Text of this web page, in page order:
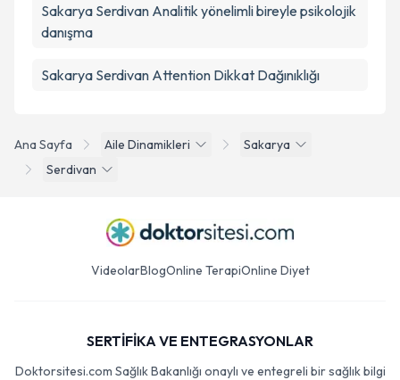
Ana Sayfa Aile Dinamikleri
Sakarya
Serdivan
Sakarya Serdivan Analitik yönelimli bireyle psikolojik
danışma
Sakarya Serdivan Attention Dikkat Dağınıklığı
VideolarBlogOnline TerapiOnline Diyet
SERTİFİKA VE ENTEGRASYONLAR
Doktorsitesi.com Sağlık Bakanlığı onaylı ve entegreli bir sağlık bilgi